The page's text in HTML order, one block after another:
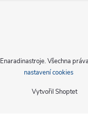
Vytvořil Shoptet
Enaradinastroje. Všechna
nastavení cookies